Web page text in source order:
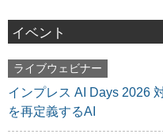
イベント
ライブウェビナー
インプレス AI Days 2026
を再定義するAI